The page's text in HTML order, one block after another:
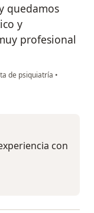
quedamos
y
profesional
de psiquiatría •
con